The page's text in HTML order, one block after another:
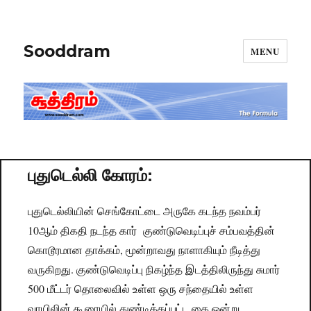
Sooddram MENU
புதுடெல்லி கோரம்:
புதுடெல்லியின் செங்கோட்டை அருகே கடந்த நவம்பர்
10ஆம் திகதி நடந்த கார் குண்டுவெடிப்புச் சம்பவத்தின்
கொடூரமான தாக்கம், மூன்றாவது நாளாகியும் நீடித்து
வருகிறது. குண்டுவெடிப்பு நிகழ்ந்த இடத்திலிருந்து சுமார்
500 மீட்டர் தொலைவில் உள்ள ஒரு சந்தையில் உள்ள